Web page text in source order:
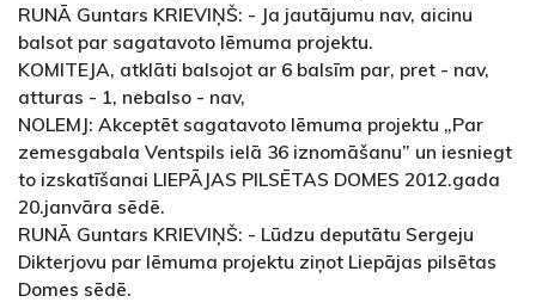
RUNĀ Guntars KRIEVIŅŠ: - Ja jautājumu nav, aicinu
balsot par sagatavoto lēmuma projektu.
KOMITEJA, atklāti balsojot ar 6 balsīm par, pret - nav,
atturas - 1, nebalso - nav,
NOLEMJ: Akceptēt sagatavoto lēmuma projektu „Par
zemesgabala Ventspils ielā 36 iznomāšanu” un iesniegt
to izskatīšanai LIEPĀJAS PILSĒTAS DOMES 2012.gada
20.janvāra sēdē.
RUNĀ Guntars KRIEVIŅŠ: - Lūdzu deputātu Sergeju
Dikterjovu par lēmuma projektu ziņot Liepājas pilsētas
Domes sēdē.